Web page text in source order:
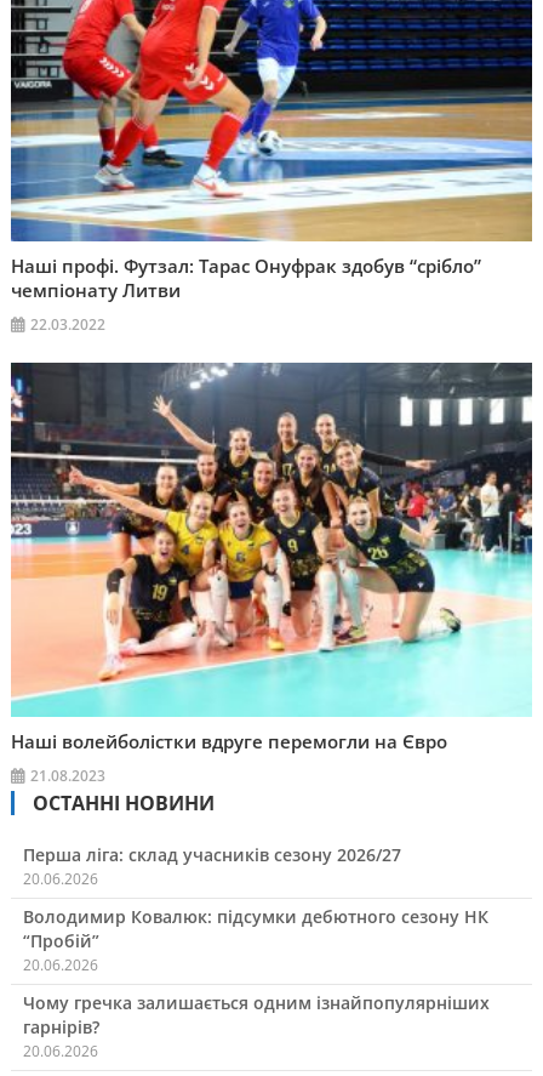
Наші профі. Футзал: Тарас Онуфрак здобув “срібло”
чемпіонату Литви
22.03.2022
Наші волейболістки вдруге перемогли на Євро
21.08.2023
ОСТАННІ НОВИНИ
Перша ліга: склад учасників сезону 2026/27
20.06.2026
Володимир Ковалюк: підсумки дебютного сезону НК
“Пробій”
20.06.2026
Чому гречка залишається одним ізнайпопулярніших
гарнірів?
20.06.2026